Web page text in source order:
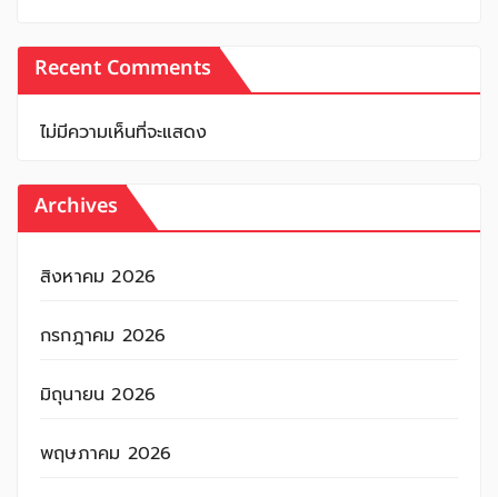
Recent Comments
ไม่มีความเห็นที่จะแสดง
Archives
สิงหาคม 2026
กรกฎาคม 2026
มิถุนายน 2026
พฤษภาคม 2026